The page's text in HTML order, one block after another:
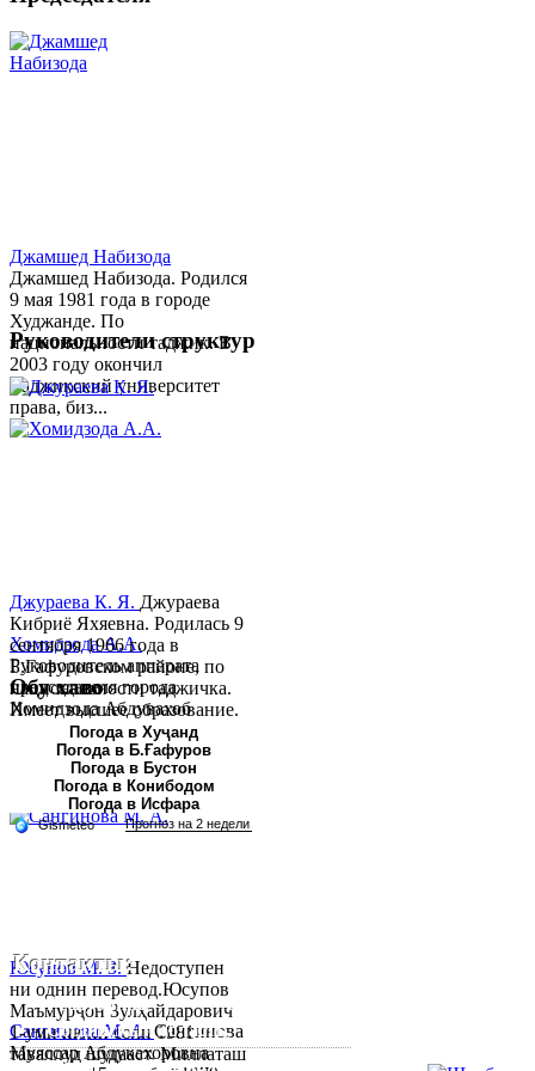
Джамшед Набизода
Джамшед Набизода. Родился
9 мая 1981 года в городе
Худжанде. По
национальности таджик. В
2003 году окончил
Таджикский университет
права, биз...
Хомидзода А.А.
Руководитель аппарата
председателя города
Хомидзода Абдувахоб
Абдумаджид родился 8
июня 1978 года в городе
Худжанде. По
национальности...
Сангинова М. А.Сангинова
Муяссар Абдукахоровна
Руководители структур
Джураева К. Я. Джураева
Кибриё Яхяевна. Родилась 9
сентября 1966 года в
Б.Гафуровском районе, по
национальности таджичка.
Имеет высшее образование.
В 1997 ...
Юсупов М. З.Недоступен
ни однин перевод.Юсупов
Маъмурҷон Зулҳайдарович
1-уми июни соли 1981
таваллуд шудааст. Миллаташ
Обу хаво
Погода в Хуҷанд
Погода в Б.Ғафуров
Погода в Бустон
Погода в Конибодом
Погода в Исфара
Контакты:
Республика Таджикистан,
Согдийскый область,
город Худжанд, проспект